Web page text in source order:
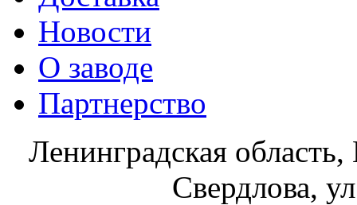
Новости
О заводе
Партнерство
Ленинградская
Свердлова,